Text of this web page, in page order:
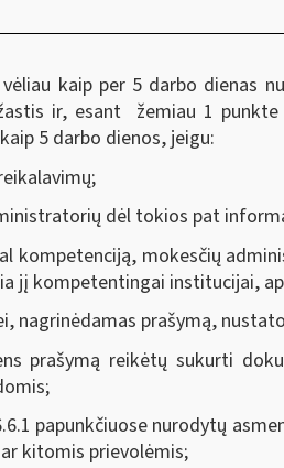
kaip per 5 darbo dienas
ir, esant žemiau 1
5 darbo dienos, jeigu:
dėl tokios pat
mokesčių
jį kompetentingai institucijai,
prašymą,
prašymą reikėtų sukurti
papunkčiuose nurodytų
kitomis prievolėmis;